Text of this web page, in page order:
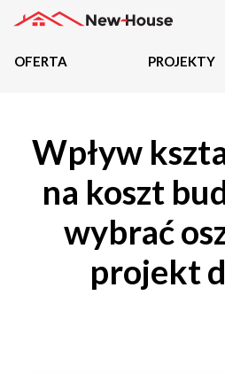
Oferta
Działki
Kredyty
Dokumentacja
OFERTA PROJEKTY
Wpływ
na koszt
wybrać
projekt